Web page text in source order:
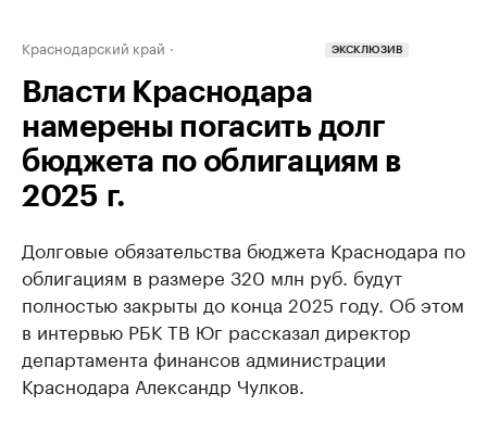
Краснодарский край ЭКСКЛЮЗИВ
Власти Краснодара
намерены погасить долг
бюджета по облигациям в
2025 г.
Долговые обязательства бюджета Краснодара по
облигациям в размере 320 млн руб. будут
полностью закрыты до конца 2025 году. Об этом
в интервью РБК ТВ Юг рассказал директор
департамента финансов администрации
Краснодара Александр Чулков.